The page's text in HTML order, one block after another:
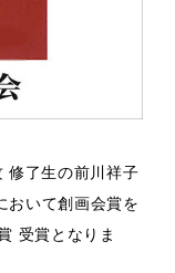
修了生の前川祥子
おいて創画会賞を
受賞となりま